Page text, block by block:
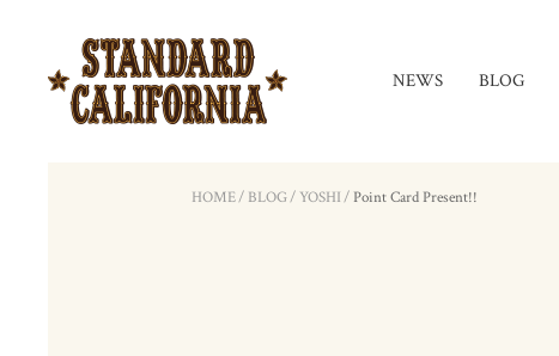
NEWS BLOG
HOME/ BLOG/YOSHI/Point Card Present!!